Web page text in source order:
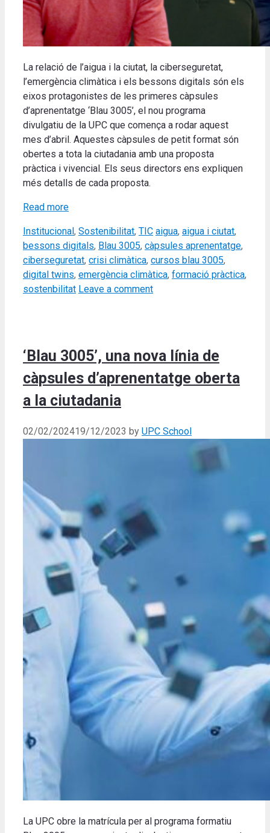
La relació de l’aigua i la ciutat, la ciberseguretat,
l’emergència climàtica i els bessons digitals són els
eixos protagonistes de les primeres càpsules
d’aprenentatge ‘Blau 3005’, el nou programa
divulgatiu de la UPC que comença a rodar aquest
mes d’abril. Aquestes càpsules de petit format són
obertes a tota la ciutadania amb una proposta
pràctica i vivencial. Els seus directors ens expliquen
més detalls de cada proposta.
Read more
Categories
Institucional, Sostenibilitat, TIC Tags
aigua, aigua i ciutat,
bessons digitals, Blau 3005, càpsules aprenentatge,
ciberseguretat, crisi climàtica, cursos blau 3005,
digital twins, emergència climàtica, formació pràctica,
sostenbilitat Leave a comment
‘Blau 3005’, una nova línia de
càpsules d’aprenentatge oberta
a la ciutadania
02/02/202419/12/2023 by UPC School
La UPC obre la matrícula per al programa formatiu